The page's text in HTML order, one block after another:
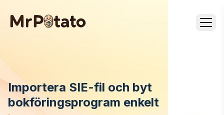
Importera SIE-fil och byt
bokföringsprogram enkelt